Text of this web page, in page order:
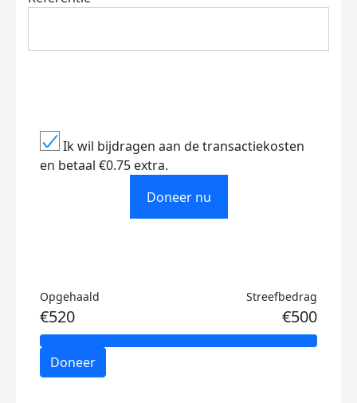
Ik wil bijdragen aan de transactiekosten
en betaal €0.75 extra.
Doneer nu
Opgehaald
€520
Streefbedrag
€500
Doneer